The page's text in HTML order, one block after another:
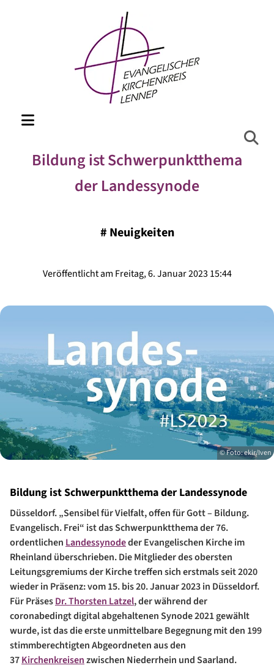
Bildung ist Schwerpunktthema
der Landessynode
# Neuigkeiten
Veröffentlicht am Freitag, 6. Januar 2023 15:44
© Foto: ekir/Iven
Bildung ist Schwerpunktthema der Landessynode
Düsseldorf. „Sensibel für Vielfalt, offen für Gott – Bildung.
Evangelisch. Frei“ ist das Schwerpunktthema der 76.
ordentlichen Landessynodeder Evangelischen Kirche im
Rheinland überschrieben. Die Mitglieder des obersten
Leitungsgremiums der Kirche treffen sich erstmals seit 2020
wieder in Präsenz: vom 15. bis 20. Januar 2023 in Düsseldorf.
Für PräsesDr. Thorsten Latzel, der während der
coronabedingt digital abgehaltenen Synode 2021 gewählt
wurde, ist das die erste unmittelbare Begegnung mit den 199
stimmberechtigten Abgeordneten aus den
37Kirchenkreisenzwischen Niederrhein und Saarland.